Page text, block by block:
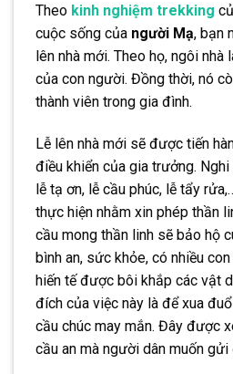
Theo kinh nghiệm trekking
cuộc sống của người Mạ, bạn
lên nhà mới. Theo họ, ngôi nhà
của con người. Đồng thời, nó
thành viên trong gia đình.
Lễ lên nhà mới sẽ được tiến
điều khiển của gia trưởng.
lễ tạ ơn, lễ cầu phúc, lễ tẩy
thực hiện nhằm xin phép thần
cầu mong thần linh sẽ bảo hộ
bình an, sức khỏe, có nhiều
hiến tế được bôi khắp các vật
đích của việc này là để xua
cầu chúc may mắn. Đây được
cầu an mà người dân muốn gửi